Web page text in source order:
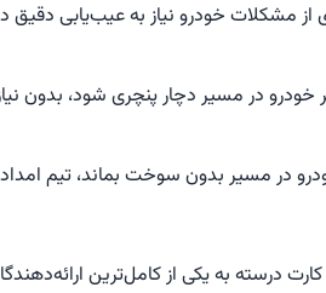
از مشکلات خودرو نیاز به عیب‌یابی
خودرو در مسیر دچار پنچری شود،
در مسیر بدون سوخت بماند، تیم
درسته به یکی از کامل‌ترین